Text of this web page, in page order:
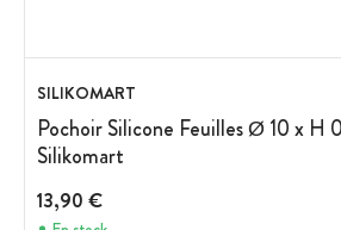
SILIKOMART
Pochoir Silicone Feuilles Ø 10 x H
Silikomart
13,90 €